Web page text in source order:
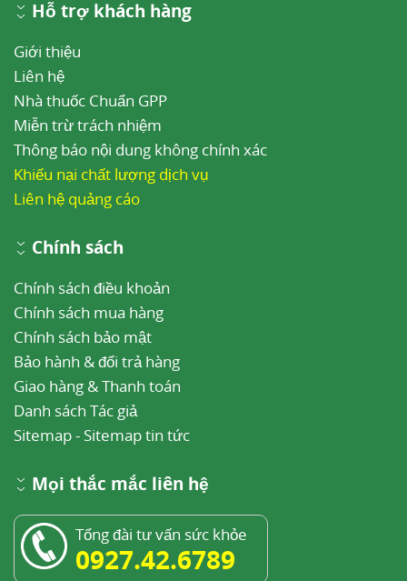
Hỗ trợ khách hàng
Giới thiệu
Liên hệ
Nhà thuốc Chuẩn GPP
Miễn trừ trách nhiệm
Thông báo nội dung không chính xác
Khiếu nại chất lượng dịch vụ
Liên hệ quảng cáo
Chính sách
Chính sách điều khoản
Chính sách mua hàng
Chính sách bảo mật
Bảo hành & đổi trả hàng
Giao hàng & Thanh toán
Danh sách Tác giả
Sitemap- Sitemap tin tức
Mọi thắc mắc liên hệ
Tổng đài tư vấn sức khỏe
0927.42.6789